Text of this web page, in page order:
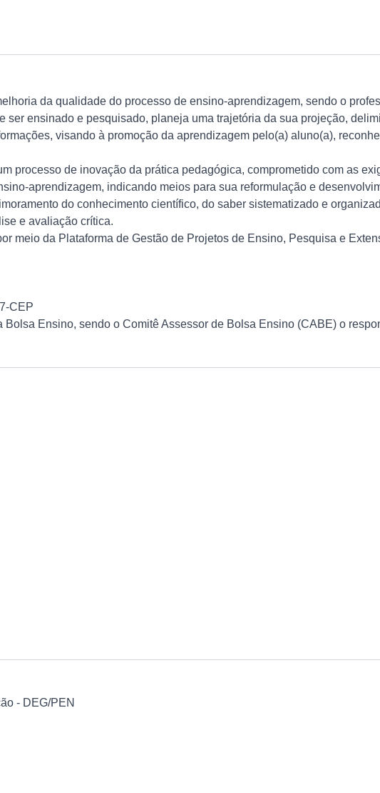
da qualidade do processo de ensino-aprendizagem, sendo o
ensinado e pesquisado, planeja uma trajetória da sua projeção,
visando à promoção da aprendizagem pelo(a) aluno(a),
processo de inovação da prática pedagógica, comprometido com as
aprendizagem, indicando meios para sua reformulação e
do conhecimento científico, do saber sistematizado e
e avaliação crítica.
meio da Plataforma de Gestão de Projetos de Ensino, Pesquisa e
CEP
Ensino, sendo o Comitê Assessor de Bolsa Ensino (CABE) o
- DEG/PEN